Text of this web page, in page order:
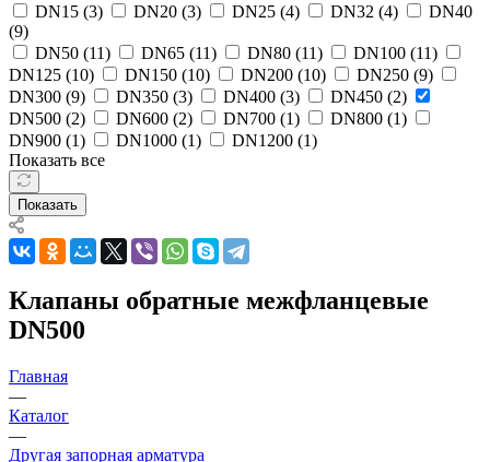
DN15 (3) DN20 (3) DN25 (4) DN32 (4)
DN40
(9)
DN50 (11) DN65 (11) DN80 (11) DN100 (11)
DN125 (10) DN150 (10) DN200 (10) DN250 (9)
DN300 (9) DN350 (3) DN400 (3) DN450 (2)
DN500 (2) DN600 (2) DN700 (1) DN800 (1)
DN900 (1) DN1000 (1) DN1200 (1)
Показать все
Показать
Клапаны обратные межфланцевые
DN500
Главная
—
Каталог
—
Другая запорная арматура